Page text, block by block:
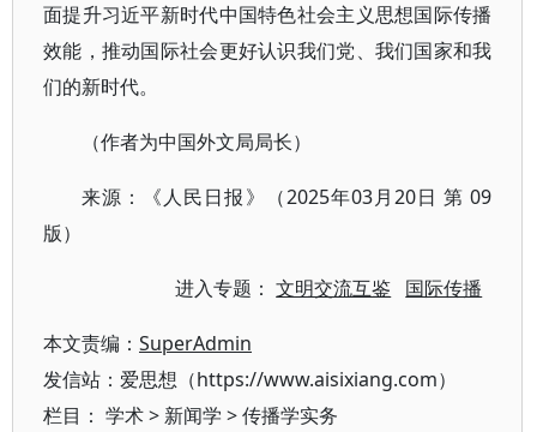
面提升习近平新时代中国特色社会主义思想国际传播
效能，推动国际社会更好认识我们党、我们国家和我
们的新时代。
（作者为中国外文局局长）
来源：《人民日报》（2025年03月20日 第 09
版）
进入专题：文明交流互鉴 国际传播
本文责编： SuperAdmin
发信站：爱思想（https://www.aisixiang.com）
栏目： 学术> 新闻学 >传播学实务